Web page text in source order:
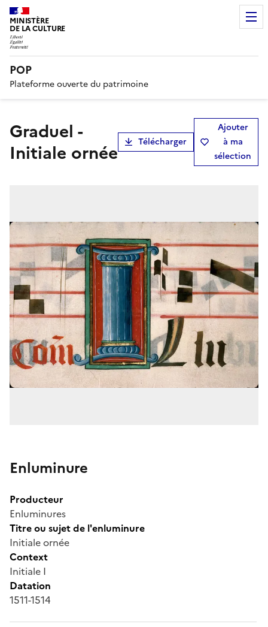
MINISTÈRE
DE LA CULTURE
POP
Plateforme ouverte du patrimoine
Graduel -
Initiale ornée
Télécharger
Ajouter
à ma
sélection
Enluminure
Producteur
Enluminures
Titre ou sujet de l'enluminure
Initiale ornée
Context
Initiale I
Datation
1511-1514